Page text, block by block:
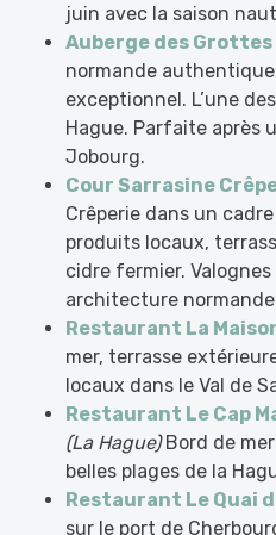
juin avec la saison
Auberge des Grottes
normande
exceptionnel. L’une
Hague. Parfaite après
Jobourg.
Cour Sarrasine
Crêperie dans un
produits locaux,
cidre fermier.
architecture
Restaurant La
mer, terrasse
locaux dans le Val de
Restaurant Le Cap
(La Hague)Bord de
belles plages de la
Restaurant Le Quai
sur le port de